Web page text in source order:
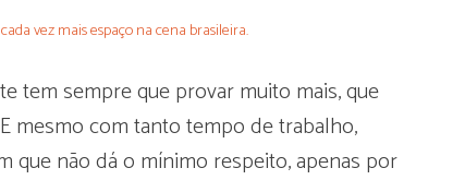
vez mais espaço na cena brasileira.
tem sempre que provar muito mais, que
mesmo com tanto tempo de trabalho,
que não dá o mínimo respeito, apenas por